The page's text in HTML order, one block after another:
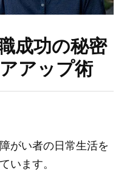
成功の秘密
アップ術
がい者の日常生活を
います。